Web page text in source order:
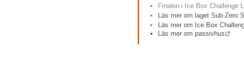
Finalen i Ice Box Challenge
Läs mer om laget Sub-Zero
Läs mer om Ice Box
Läs mer om passivhus